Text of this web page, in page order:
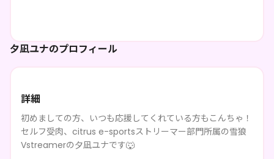
夕凪ユナのプロフィール
詳細
初めましての方、いつも応援してくれている方もこんちゃ！
セルフ受肉、citrus e-sportsストリーマー部門所属の雪狼
Vstreamerの夕凪ユナです🐺